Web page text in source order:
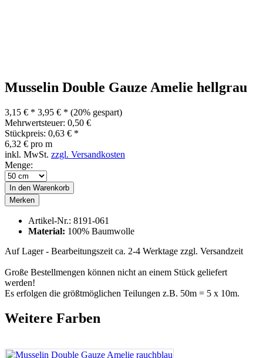
Musselin Double Gauze Amelie hellgrau
3,15 € * 3,95 € * (20% gespart)
Mehrwertsteuer: 0,50 €
Stückpreis: 0,63 € *
6,32 € pro m
inkl. MwSt. zzgl. Versandkosten
Menge:
In den Warenkorb
Merken
Artikel-Nr.: 8191-061
Material: 100% Baumwolle
Auf Lager - Bearbeitungszeit ca. 2-4 Werktage zzgl. Versandzeit
Große Bestellmengen können nicht an einem Stück geliefert
werden!
Es erfolgen die größtmöglichen Teilungen z.B. 50m = 5 x 10m.
Weitere Farben